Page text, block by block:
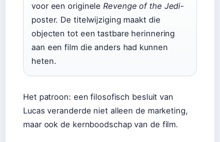
voor een originele Revenge of the Jedi-
poster. De titelwijziging maakt die
objecten tot een tastbare herinnering
aan een film die anders had kunnen
heten.
Het patroon: een filosofisch besluit van
Lucas veranderde niet alleen de marketing,
maar ook de kernboodschap van de film.